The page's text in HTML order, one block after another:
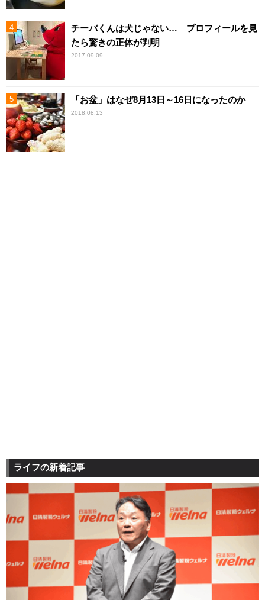
チーバくんは犬じゃない… プロフィールを見
たら驚きの正体が判明
2017.09.09
「お盆」はなぜ8月13日～16日になったのか
2018.08.13
ライフの新着記事